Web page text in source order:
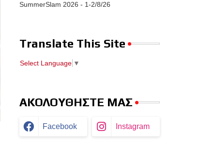
SummerSlam 2026 - 1-2/8/26
Translate This Site
Select Language ▼
ΑΚΟΛΟΥΘΗΣΤΕ ΜΑΣ
Facebook Instagram